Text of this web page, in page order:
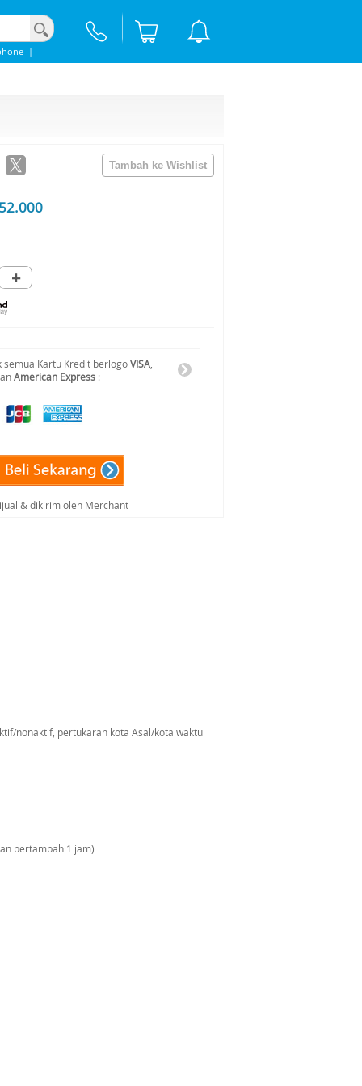
|
+
Kartu Kredit berlogoVISA
American Express :
& dikirim oleh Merchant
nonaktif, pertukaran kota Asal/kota waktu
bertambah 1 jam)